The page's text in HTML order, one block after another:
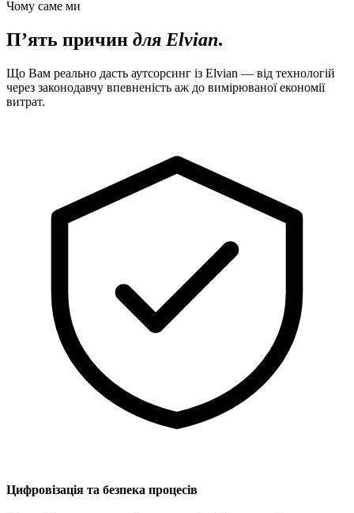
Чому саме ми
П’ять причин для Elvian.
Що Вам реально дасть аутсорсинг із Elvian — від технологій
через законодавчу впевненість аж до вимірюваної економії
витрат.
Цифровізація та безпека процесів